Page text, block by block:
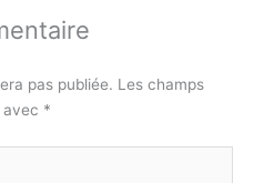
pas publiée. Les champs
avec *